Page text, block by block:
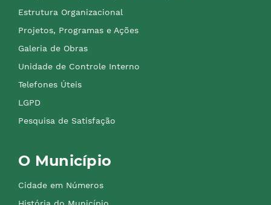
Estrutura Organizacional
Projetos, Programas e Ações
Galeria de Obras
Unidade de Controle Interno
Telefones Úteis
LGPD
Pesquisa de Satisfação
O Município
Cidade em Números